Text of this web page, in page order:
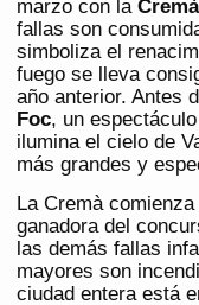
marzo con la Cremà
fallas son
simboliza el
fuego se lleva
año anterior. Antes
Foc, un
ilumina el cielo de
más grandes y
La Cremà
ganadora del
las demás fallas
mayores son
ciudad entera está